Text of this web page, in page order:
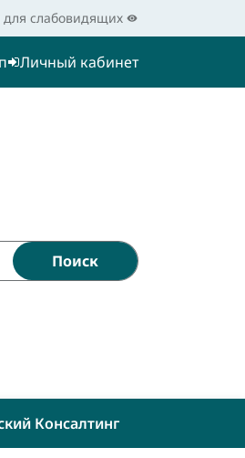
для слабовидящих
Личный кабинет
Поиск
Консалтинг